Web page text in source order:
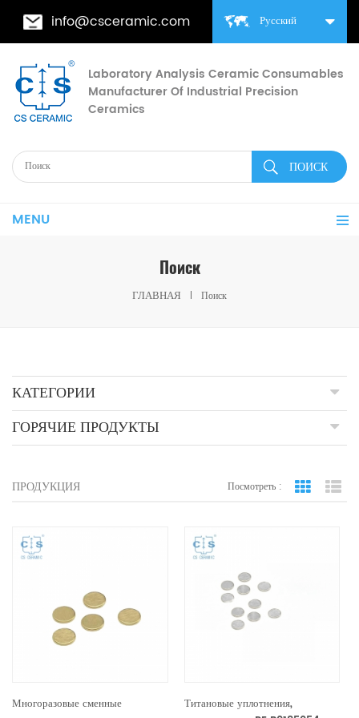
Русский
info@csceramic.com
Laboratory Analysis Ceramic Consumables
Manufacturer Of Industrial Precision
Ceramics
MENU
Поиск
ГЛАВНАЯ Поиск
КАТЕГОРИИ
ГОРЯЧИЕ ПРОДУКТЫ
ПРОДУКЦИЯ Посмотреть : вид сетки
Многоразовые сменные
Титановые уплотнения,